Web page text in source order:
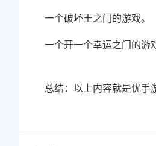
一个破坏王之门的游戏。
一个开一个幸运之门的游
总结：以上内容就是优手